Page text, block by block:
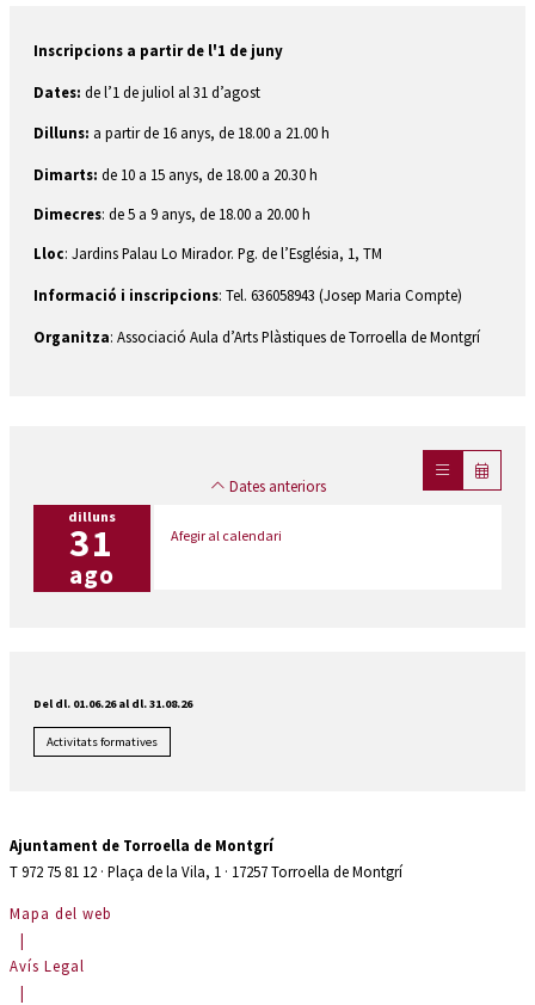
Inscripcions a partir de l'1 de juny
Dates: de l’1 de juliol al 31 d’agost
Dilluns: a partir de 16 anys, de 18.00 a 21.00 h
Dimarts: de 10 a 15 anys, de 18.00 a 20.30 h
Dimecres: de 5 a 9 anys, de 18.00 a 20.00 h
Lloc: Jardins Palau Lo Mirador. Pg. de l’Església, 1, TM
Informació i inscripcions: Tel. 636058943 (Josep Maria Compte)
Organitza: Associació Aula d’Arts Plàstiques de Torroella de Montgrí
Dates anteriors
dilluns
31
ago
Afegir al calendari
Del dl. 01.06.26al dl. 31.08.26
Activitats formatives
Ajuntament de Torroella de Montgrí
T 972 75 81 12 · Plaça de la Vila, 1 · 17257 Torroella de Montgrí
Mapa del web
|
Avís Legal
|